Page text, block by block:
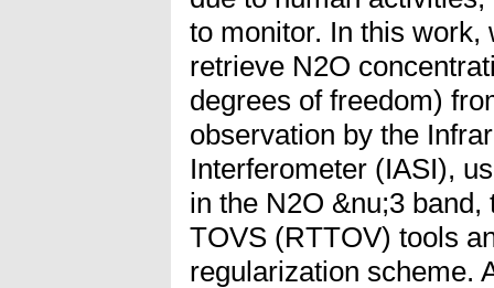
to monitor. In this work,
retrieve N2O
degrees of freedom)
observation by the
Interferometer (IASI),
in the N2O &nu;3
TOVS (RTTOV) tools
regularization scheme.